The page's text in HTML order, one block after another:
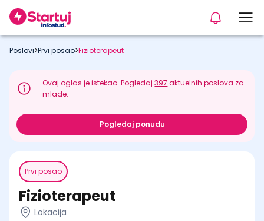
Poslovi>Prvi posao>Fizioterapeut
Ovaj oglas je istekao. Pogledaj397 aktuelnih poslova za
mlade.
Pogledaj ponudu
Prvi posao
Fizioterapeut
Lokacija